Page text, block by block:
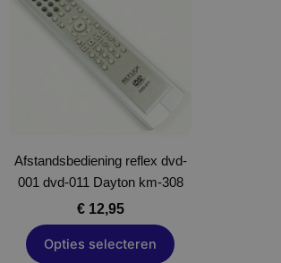
Afstandsbediening reflex dvd-
001 dvd-011 Dayton km-308
€12,95
Opties selecteren
meerdere
variaties.
Deze
optie
worden
op
de
productpagina